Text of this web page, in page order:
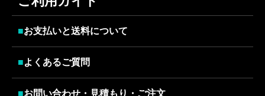
■お支払いと送料について
■よくあるご質問
■お問い合わせ・見積もり・ご注文